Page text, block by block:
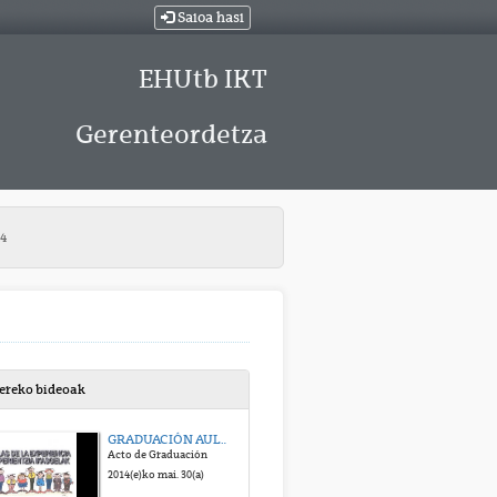
Saioa hasi
EHUtb IKT
Gerenteordetza
bideoak
GRADUACIÓN AULAS DE LA EXPERIENCIA 2014
Acto de Graduación
2014(e)ko mai. 30(a)